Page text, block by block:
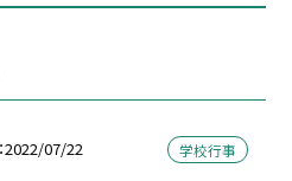
2022/07/22 学校行事